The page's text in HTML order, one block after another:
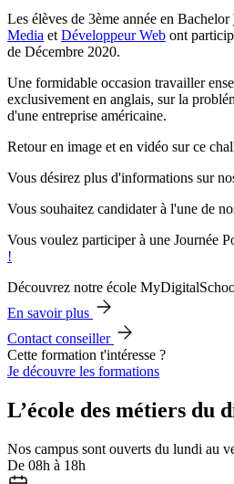
Les élèves de 3ème année en Bachelor
Media etDéveloppeur Web ont
de Décembre 2020.
Une formidable occasion travailler
exclusivement en anglais, sur la
d'une entreprise américaine.
Retour en image et en vidéo sur ce
Vous désirez plus d'informations sur
Vous souhaitez candidater à l'une de
Vous voulez participer à une Journée
!
Découvrez notre école
En savoir plus
Contact conseiller
Cette formation t'intéresse ?
Je découvre les formations
L’école des métiers du
Nos campus sont ouverts du lundi au
De 08h à 18h